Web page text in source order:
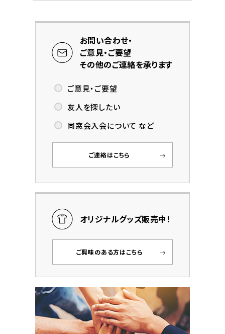
お問い合わせ・
ご意見・ご要望
その他のご連絡を承ります
ご意見・ご要望
友人を探したい
同窓会入会について など
ご連絡はこちら
オリジナルグッズ販売中！
ご興味のある方はこちら